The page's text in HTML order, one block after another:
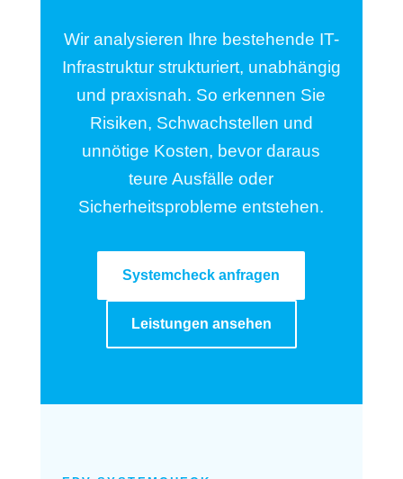
Wir analysieren Ihre bestehende IT-
Infrastruktur strukturiert, unabhängig
und praxisnah. So erkennen Sie
Risiken, Schwachstellen und
unnötige Kosten, bevor daraus
teure Ausfälle oder
Sicherheitsprobleme entstehen.
Systemcheck anfragen
Leistungen ansehen